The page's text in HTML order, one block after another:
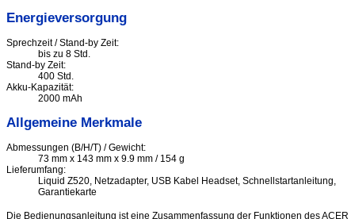
Energieversorgung
Sprechzeit / Stand-by Zeit:
bis zu 8 Std.
Stand-by Zeit:
400 Std.
Akku-Kapazität:
2000 mAh
Allgemeine Merkmale
Abmessungen (B/H/T) / Gewicht:
73 mm x 143 mm x 9.9 mm / 154 g
Lieferumfang:
Liquid Z520, Netzadapter, USB Kabel Headset, Schnellstartanleitung,
Garantiekarte
Die Bedienungsanleitung ist eine Zusammenfassung der Funktionen des ACER